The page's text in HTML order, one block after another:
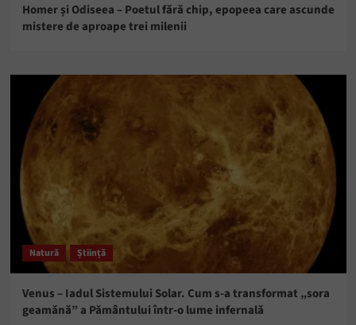
Homer și Odiseea – Poetul fără chip, epopeea care ascunde
mistere de aproape trei milenii
Natură Știință
Venus – Iadul Sistemului Solar. Cum s-a transformat „sora
geamănă” a Pământului într-o lume infernală